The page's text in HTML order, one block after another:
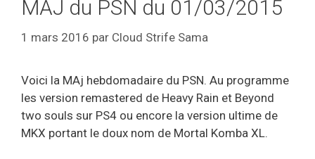
MAJ du PSN du 01/03/2015
1 mars 2016 par Cloud Strife Sama
Voici la MAj hebdomadaire du PSN. Au programme
les version remastered de Heavy Rain et Beyond
two souls sur PS4 ou encore la version ultime de
MKX portant le doux nom de Mortal Komba XL.